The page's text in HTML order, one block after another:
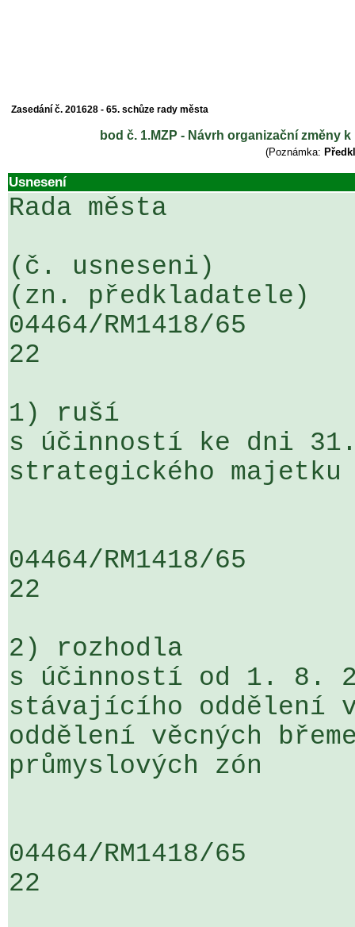
Zasedání č. 201628 - 65. schůze rady města
bod č. 1.MZP - Návrh organizační změny
(Poznámka:
Usnesení
Rada města
(č. usneseni)
(zn. předkladatele)
04464/RM1418/
22
1) ruší
s účinností ke dni
strategického majetku
04464/RM1418/
22
2) rozhodla
s účinností od 1. 8.
stávajícího oddělení
oddělení věcných
průmyslových zón
04464/RM1418/
22